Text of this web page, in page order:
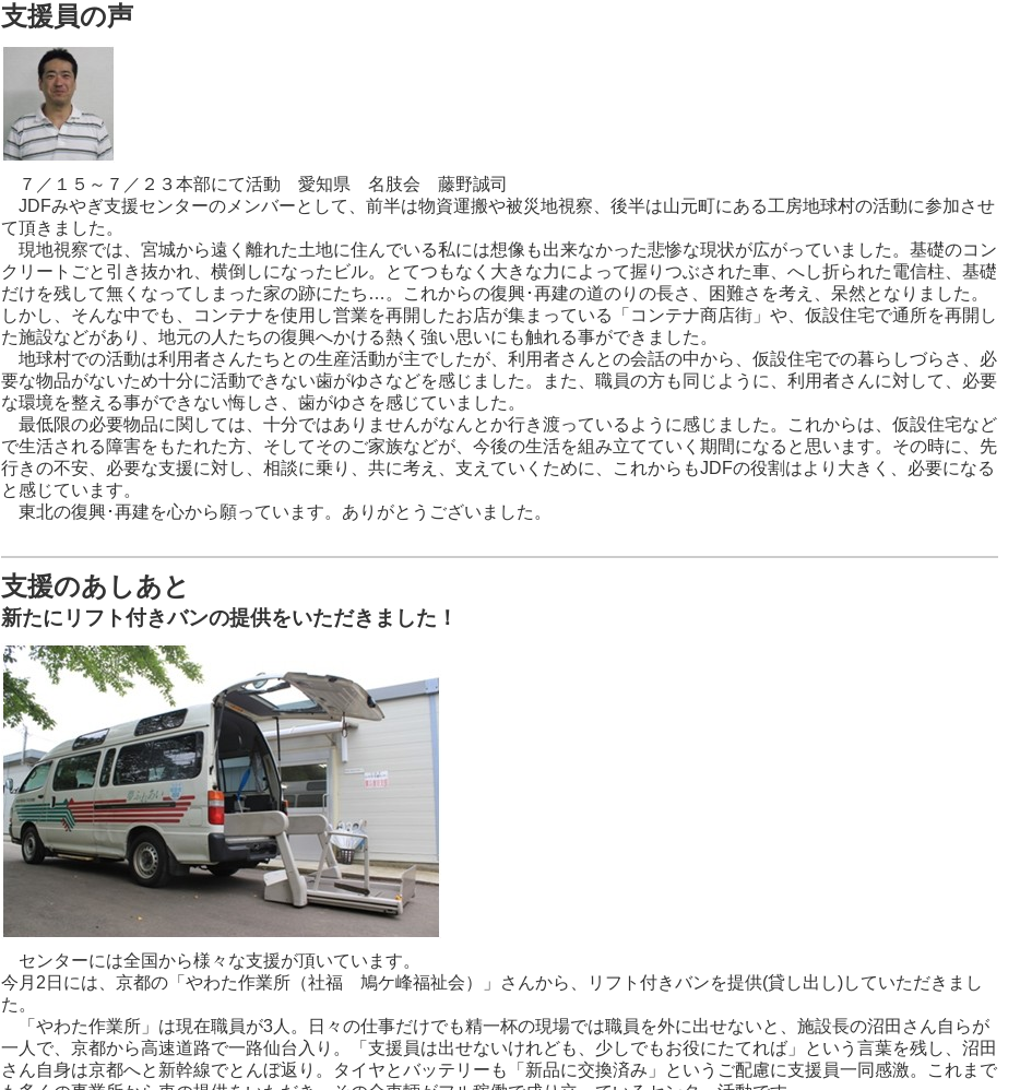
支援員の声
７／１５～７／２３本部にて活動 愛知県 名肢会 藤野誠司
JDFみやぎ支援センターのメンバーとして、前半は物資運搬や被災地視察、後半は山元町にある工房地球村の活動に参加させ
て頂きました。
現地視察では、宮城から遠く離れた土地に住んでいる私には想像も出来なかった悲惨な現状が広がっていました。基礎のコン
クリートごと引き抜かれ、横倒しになったビル。とてつもなく大きな力によって握りつぶされた車、へし折られた電信柱、基礎
だけを残して無くなってしまった家の跡にたち…。これからの復興･再建の道のりの長さ、困難さを考え、呆然となりました。
しかし、そんな中でも、コンテナを使用し営業を再開したお店が集まっている「コンテナ商店街」や、仮設住宅で通所を再開し
た施設などがあり、地元の人たちの復興へかける熱く強い思いにも触れる事ができました。
地球村での活動は利用者さんたちとの生産活動が主でしたが、利用者さんとの会話の中から、仮設住宅での暮らしづらさ、必
要な物品がないため十分に活動できない歯がゆさなどを感じました。また、職員の方も同じように、利用者さんに対して、必要
な環境を整える事ができない悔しさ、歯がゆさを感じていました。
最低限の必要物品に関しては、十分ではありませんがなんとか行き渡っているように感じました。これからは、仮設住宅など
で生活される障害をもたれた方、そしてそのご家族などが、今後の生活を組み立てていく期間になると思います。その時に、先
行きの不安、必要な支援に対し、相談に乗り、共に考え、支えていくために、これからもJDFの役割はより大きく、必要になる
と感じています。
東北の復興･再建を心から願っています。ありがとうございました。
支援のあしあと
新たにリフト付きバンの提供をいただきました！
センターには全国から様々な支援が頂いています。
今月2日には、京都の「やわた作業所（社福 鳩ケ峰福祉会）」さんから、リフト付きバンを提供(貸し出し)していただきまし
た。
「やわた作業所」は現在職員が3人。日々の仕事だけでも精一杯の現場では職員を外に出せないと、施設長の沼田さん自らが
一人で、京都から高速道路で一路仙台入り。「支援員は出せないけれども、少しでもお役にたてれば」という言葉を残し、沼田
さん自身は京都へと新幹線でとんぼ返り。タイヤとバッテリーも「新品に交換済み」というご配慮に支援員一同感激。これまで